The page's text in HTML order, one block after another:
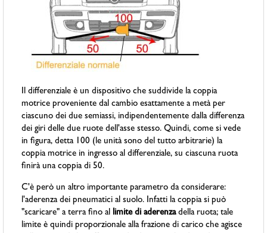
Il differenziale è un dispositivo che suddivide la coppia
motrice proveniente dal cambio esattamente a metà per
ciascuno dei due semiassi, indipendentemente dalla differenza
dei giri delle due ruote dell'asse stesso. Quindi, come si vede
in figura, detta 100 (le unità sono del tutto arbitrarie) la
coppia motrice in ingresso al differenziale, su ciascuna ruota
finirà una coppia di 50.
C'è però un altro importante parametro da considerare:
l'aderenza dei pneumatici al suolo. Infatti la coppia si può
"scaricare" a terra fino al limite di aderenzadella ruota; tale
limite è quindi proporzionale alla frazione di carico che agisce